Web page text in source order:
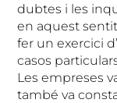
dubtes i les
en aquest
fer un exercici
casos
Les empreses
també va